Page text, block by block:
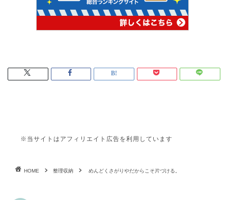
※当サイトはアフィリエイト広告を利用しています
HOME 整理収納 めんどくさがりやだからこそ片づける。